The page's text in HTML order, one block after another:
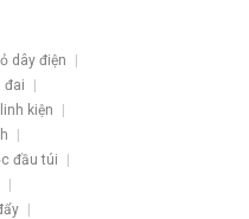
dây điện
đai
kiện
đầu túi